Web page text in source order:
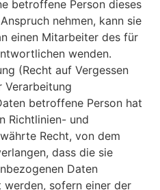
betroffene Person dieses
nehmen, kann sie
einen Mitarbeiter des für
wenden.
(Recht auf Vergessen
Verarbeitung
betroffene Person hat
Richtlinien- und
Recht, von dem
dass die sie
Daten
sofern einer der